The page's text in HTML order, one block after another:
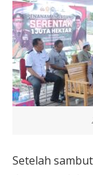
Setelah